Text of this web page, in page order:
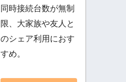
同時接続台数が無制
限、大家族や友人と
のシェア利用におす
すめ。